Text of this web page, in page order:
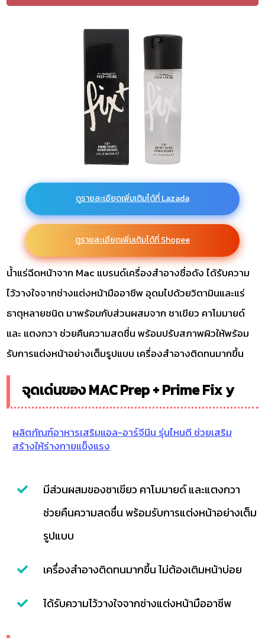
ดูรายละเอียดเพิ่มเติมได้ที่ Lazada
ดูรายละเอียดเพิ่มเติมได้ที่ Shopee
น้ำแร่ฉีดหน้าจาก Mac แบรนด์เครื่องสำอางชื่อดัง ได้รับความ
ไว้วางใจจากช่างแต่งหน้ามืออาชีพ อุดมไปด้วยวิตามินและแร่
ธาตุหลายชนิด มาพร้อมกับส่วนผสมจาก ชาเขียว คาโมมายด์
และ แตงกวา ช่วยคืนความสดชื่น พร้อมปรับสภาพผิวให้พร้อม
รับการแต่งหน้าอย่างเต็มรูปแบบ เครื่องสำอางติดทนมากขึ้น
จุดเด่นของ MAC Prep + Prime Fix y
ผลิตภัณฑ์อาหารเสริมแอล-อาร์จีนีน รุ่นไหนดี ช่วยเสริม
สร้างให้ร่างกายแข็งแรง
มีส่วนผสมของชาเขียว คาโมมายด์ และแตงกวา
ช่วยคืนความสดชื่น พร้อมรับการแต่งหน้าอย่างเต็ม
รูปแบบ
เครื่องสำอางติดทนมากขึ้น ไม่ต้องเติมหน้าบ่อย
ได้รับความไว้วางใจจากช่างแต่งหน้ามืออาชีพ